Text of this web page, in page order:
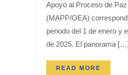
Apoyo al Proceso de
(MAPP/OEA)
periodo del 1 de enero y
de 2025. El panorama […]
READ MORE